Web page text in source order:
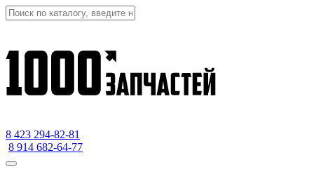
8 423 294-82-81
8 914 682-64-77